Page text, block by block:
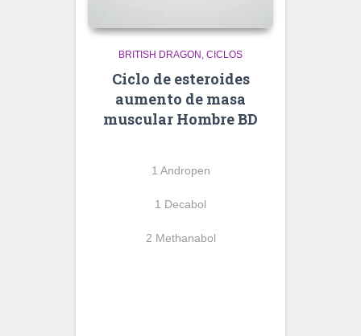
BRITISH DRAGON CICLOS
Ciclo de esteroides
aumento de masa
muscular Hombre BD
1 Andropen
1 Decabol
2 Methanabol